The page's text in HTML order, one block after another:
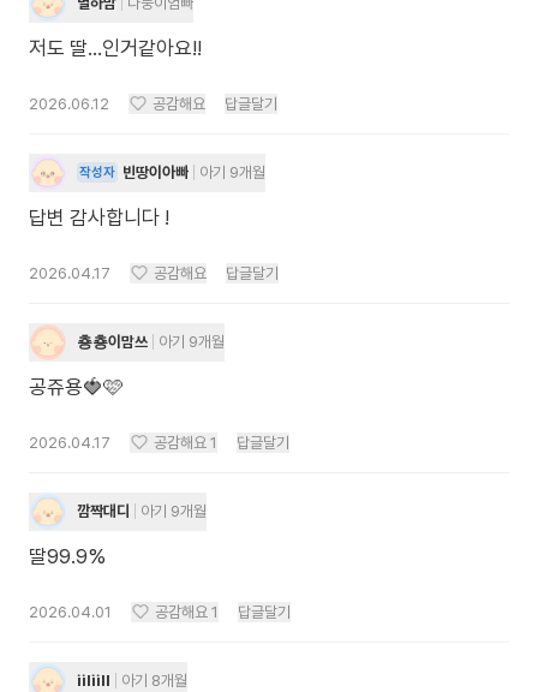
저도 딸...인거같아요!!
2026.06.12 공감해요 답글달기
작성자 빈땅이아빠 아기 9개월
답변 감사합니다 !
2026.04.17 공감해요 답글달기
춍춍이맘쓰 아기 9개월
공쥬용🍓🩷
2026.04.17 공감해요 1 답글달기
깜짝대디 아기 9개월
딸99.9%
2026.04.01 공감해요 1 답글달기
iiliill 아기 8개월